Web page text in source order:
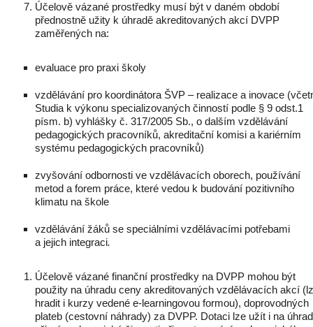
Účelově vázané prostředky musí být v daném období
přednostně užity k úhradě akreditovaných akcí DVPP
zaměřených na:
evaluace pro praxi školy
vzdělávání pro koordinátora ŠVP – realizace a inovace
Studia k výkonu specializovaných činností podle § 9 odst.1
písm. b) vyhlášky č. 317/2005 Sb., o dalším vzdělávání
pedagogických pracovníků, akreditační komisi a kariérním
systému pedagogických pracovníků)
zvyšování odbornosti ve vzdělávacích oborech, používání
metod a forem práce, které vedou k budování pozitivního
klimatu na škole
vzdělávání žáků se speciálními vzdělávacími potřebami
a jejich integraci.
Účelově vázané finanční prostředky na DVPP mohou být
použity na úhradu ceny akreditovaných vzdělávacích akcí
hradit i kurzy vedené e-learningovou formou), doprovodných
plateb (cestovní náhrady) za DVPP. Dotaci lze užít i na